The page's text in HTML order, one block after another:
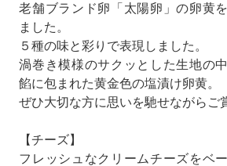
老舗ブランド卵「太陽卵」の卵黄
ました。
５種の味と彩りで表現しました。
渦巻き模様のサクッとした生地の
餡に包まれた黄金色の塩漬け卵黄。
ぜひ大切な方に思いを馳せながらご
【チーズ】
フレッシュなクリームチーズをベ